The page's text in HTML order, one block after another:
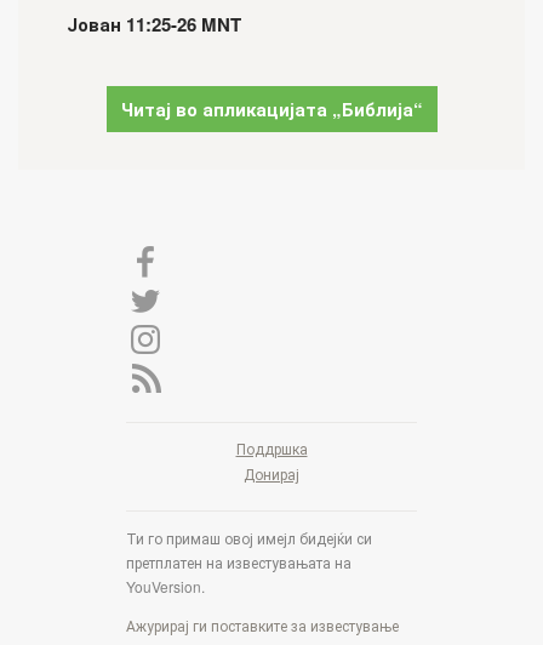
Јован 11:25-26 MNT
Читај во апликацијата „Библија“
Поддршка
Донирај
Ти го примаш овој имејл бидејќи си
претплатен на известувањата на
YouVersion.
Ажурирај ги поставките за известување